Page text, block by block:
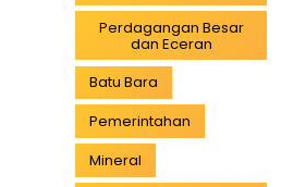
Perdagangan Besar
dan Eceran
Batu Bara
Pemerintahan
Mineral